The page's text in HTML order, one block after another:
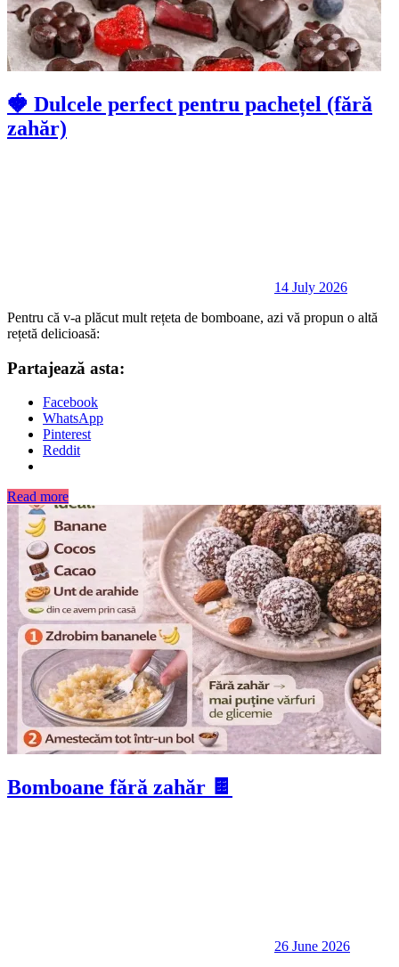
🍓 Dulcele perfect pentru pachețel (fără
zahăr)
14 July 2026
Pentru că v-a plăcut mult rețeta de bomboane, azi vă propun o altă
rețetă delicioasă:
Partajează asta:
Facebook
WhatsApp
Pinterest
Reddit
Read more
Bomboane fără zahăr 🍫
26 June 2026